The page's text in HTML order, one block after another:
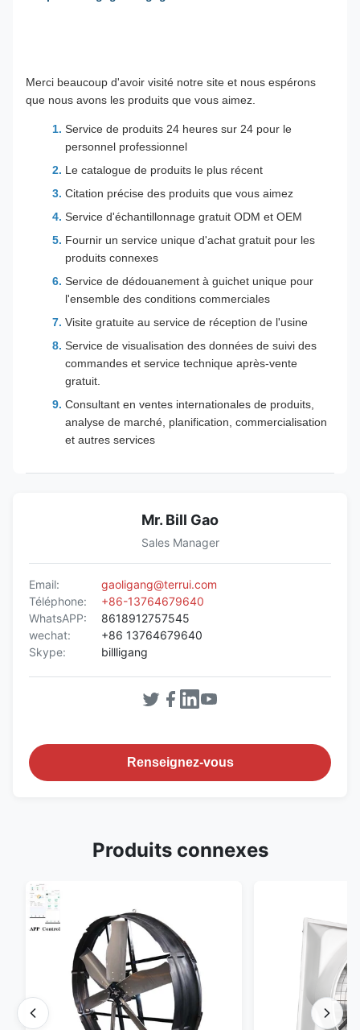
Merci beaucoup d'avoir visité notre site et nous espérons
que nous avons les produits que vous aimez.
Service de produits 24 heures sur 24 pour le
personnel professionnel
Le catalogue de produits le plus récent
Citation précise des produits que vous aimez
Service d'échantillonnage gratuit ODM et OEM
Fournir un service unique d'achat gratuit pour les
produits connexes
Service de dédouanement à guichet unique pour
l'ensemble des conditions commerciales
Visite gratuite au service de réception de l'usine
Service de visualisation des données de suivi des
commandes et service technique après-vente
gratuit.
Consultant en ventes internationales de produits,
analyse de marché, planification, commercialisation
et autres services
Mr. Bill Gao
Sales Manager
Email:
gaoligang@terrui.com
Téléphone:
+86-13764679640
WhatsAPP:
8618912757545
wechat:
+86 13764679640
Skype:
billligang
Renseignez-vous
Produits connexes